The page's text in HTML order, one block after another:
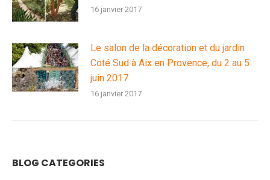
16 janvier 2017
Le salon de la décoration et du jardin
Coté Sud à Aix en Provence, du 2 au 5
juin 2017
16 janvier 2017
BLOG CATEGORIES